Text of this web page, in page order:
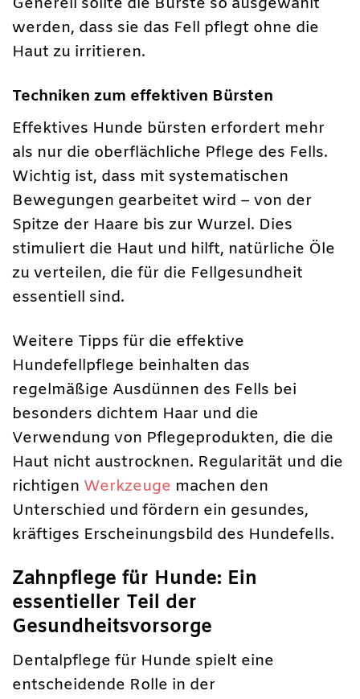
werden, dass sie das Fell pflegt ohne die
Haut zu irritieren.
Techniken zum effektiven Bürsten
Effektives Hunde bürsten erfordert mehr
als nur die oberflächliche Pflege des Fells.
Wichtig ist, dass mit systematischen
Bewegungen gearbeitet wird – von der
Spitze der Haare bis zur Wurzel. Dies
stimuliert die Haut und hilft, natürliche Öle
zu verteilen, die für die Fellgesundheit
essentiell sind.
Weitere Tipps für die effektive
Hundefellpflege beinhalten das
regelmäßige Ausdünnen des Fells bei
besonders dichtem Haar und die
Verwendung von Pflegeprodukten, die die
Haut nicht austrocknen. Regularität und die
richtigen Werkzeuge machen den
Unterschied und fördern ein gesundes,
kräftiges Erscheinungsbild des Hundefells.
Zahnpflege für Hunde: Ein
essentieller Teil der
Gesundheitsvorsorge
Dentalpflege für Hunde spielt eine
entscheidende Rolle in der